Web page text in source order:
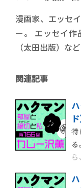
漫画家、エッセ
ー。 エッセイ作
（太田出版）など
関連記事
特
る
い